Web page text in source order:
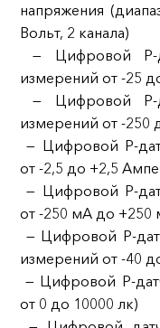
напряжения
Вольт, 2 канала)
— Цифровой Р-
измерений от -25
— Цифровой Р-
измерений от -250
— Цифровой Р-
от -2,5 до +2,5
— Цифровой Р-
от -250 мА до +250
— Цифровой Р-
измерений от -40
— Цифровой Р-
от 0 до 10000 лк)